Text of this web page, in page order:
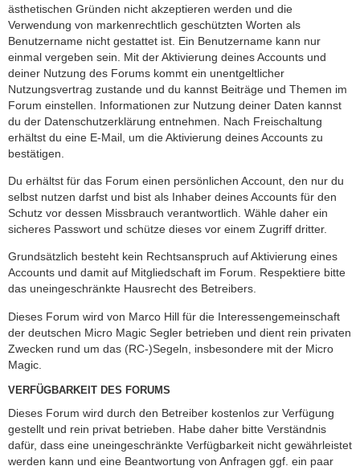
ästhetischen Gründen nicht akzeptieren werden und die
Verwendung von markenrechtlich geschützten Worten als
Benutzername nicht gestattet ist. Ein Benutzername kann nur
einmal vergeben sein. Mit der Aktivierung deines Accounts und
deiner Nutzung des Forums kommt ein unentgeltlicher
Nutzungsvertrag zustande und du kannst Beiträge und Themen im
Forum einstellen. Informationen zur Nutzung deiner Daten kannst
du der Datenschutzerklärung entnehmen. Nach Freischaltung
erhältst du eine E-Mail, um die Aktivierung deines Accounts zu
bestätigen.
Du erhältst für das Forum einen persönlichen Account, den nur du
selbst nutzen darfst und bist als Inhaber deines Accounts für den
Schutz vor dessen Missbrauch verantwortlich. Wähle daher ein
sicheres Passwort und schütze dieses vor einem Zugriff dritter.
Grundsätzlich besteht kein Rechtsanspruch auf Aktivierung eines
Accounts und damit auf Mitgliedschaft im Forum. Respektiere bitte
das uneingeschränkte Hausrecht des Betreibers.
Dieses Forum wird von Marco Hill für die Interessengemeinschaft
der deutschen Micro Magic Segler betrieben und dient rein privaten
Zwecken rund um das (RC-)Segeln, insbesondere mit der Micro
Magic.
VERFÜGBARKEIT DES FORUMS
Dieses Forum wird durch den Betreiber kostenlos zur Verfügung
gestellt und rein privat betrieben. Habe daher bitte Verständnis
dafür, dass eine uneingeschränkte Verfügbarkeit nicht gewährleistet
werden kann und eine Beantwortung von Anfragen ggf. ein paar